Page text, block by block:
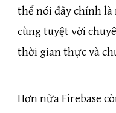
thể nói đây chính
cùng tuyệt vời
thời gian thực và
Hơn nữa Firebase